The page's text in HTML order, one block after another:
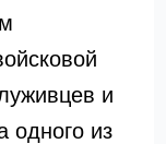
и
одного из